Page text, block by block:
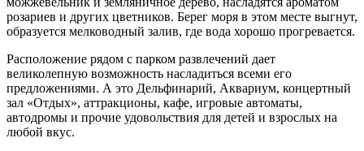
розариев и других цветников. Берег моря в этом месте выгнут,
образуется мелководный залив, где вода хорошо прогревается.
Расположение рядом с парком развлечений дает
великолепную возможность насладиться всеми его
предложениями. А это Дельфинарий, Аквариум, концертный
зал «Отдых», аттракционы, кафе, игровые автоматы,
автодромы и прочие удовольствия для детей и взрослых на
любой вкус.